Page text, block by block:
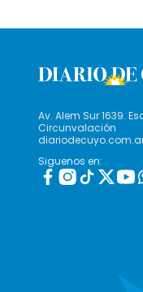
Av. Alem Sur 1639.
Circunvalación
Siguenos en: